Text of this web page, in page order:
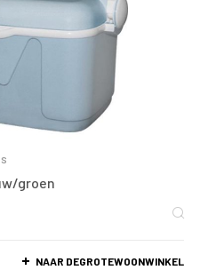
groen
NAAR DEGROTEWOONWINKEL